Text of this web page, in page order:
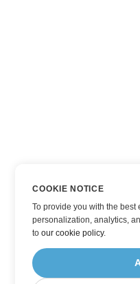
COOKIE NOTICE
To provide you with the
personalization, analytics,
toour cookie policy.